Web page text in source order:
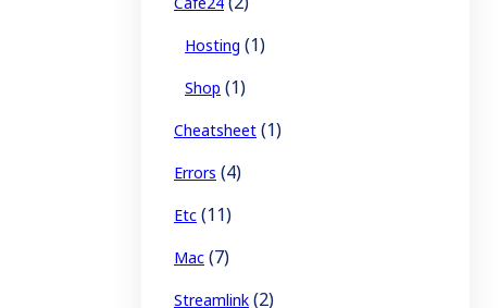
Hosting (1)
Shop (1)
Cheatsheet (1)
Errors (4)
Etc (11)
Mac (7)
Streamlink (2)